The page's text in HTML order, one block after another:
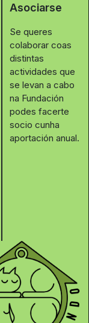
Asociarse
Se queres
colaborar coas
distintas
actividades que
se levan a cabo
na Fundación
podes facerte
socio cunha
aportación anual.